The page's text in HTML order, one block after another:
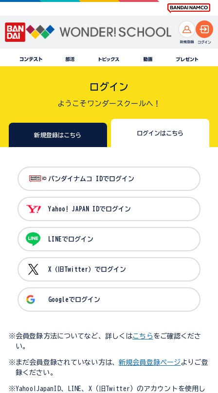
ログイン
ようこそワンダースクールへ！
新規登録はこちら ログインはこちら
バンダイナムコ IDでログイン
Yahoo! JAPAN IDでログイン
LINEでログイン
X（旧Twitter）でログイン
Googleでログイン
※会員登録方法についてなど、詳しくはこちら をご確認くださ
い。
※まだ会員登録されていない方は、 新規会員登録ページ よりご登
録ください。
※Yahoo!JapanID、LINE、X（旧Twitter）のアカウントを使用し